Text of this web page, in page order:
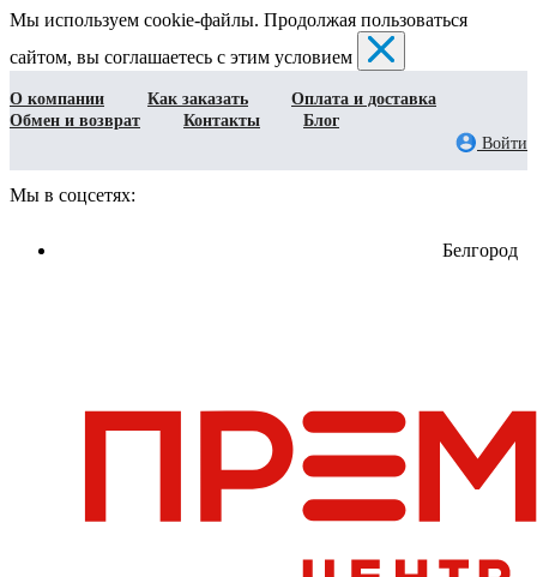
Мы используем cookie-файлы. Продолжая пользоваться
сайтом, вы соглашаетесь с этим условием
О компании Как заказать
Оплата и доставка
Обмен и возврат
Контакты
Блог
Войти
Мы в соцсетях:
Белгород